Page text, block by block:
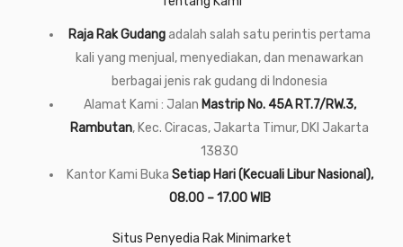
Raja Rak Gudangadalah salah satu perintis pertama
kali yang menjual, menyediakan, dan menawarkan
berbagai jenis rak gudang di Indonesia
Alamat Kami : Jalan Mastrip No. 45A RT.7/RW.3,
Rambutan, Kec. Ciracas, Jakarta Timur, DKI Jakarta
13830
Kantor Kami Buka Setiap Hari (Kecuali Libur Nasional),
08.00 – 17.00 WIB
Situs Penyedia Rak Minimarket